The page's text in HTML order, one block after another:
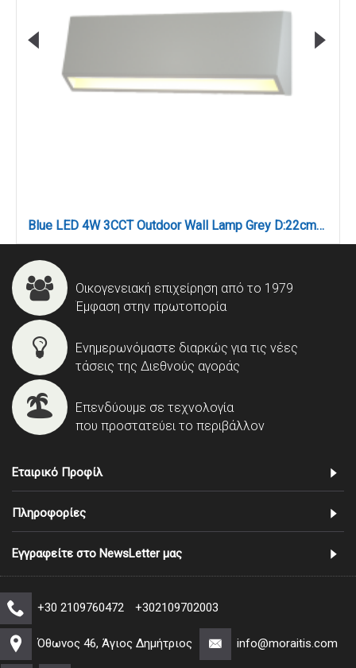
Blue LED 4W 3CCT Outdoor Wall Lamp Grey D:22cmx8cm (80202330)
Οικογενειακή επιχείρηση από το 1979
Έμφαση στην πρωτοπορία
Ενημερωνόμαστε διαρκώς για τις νέες
τάσεις της Διεθνούς αγοράς
Επενδύουμε σε τεχνολογία
που προστατεύει το περιβάλλον
Εταιρικό Προφίλ
Πληροφορίες
Εγγραφείτε στο NewsLetter μας
+30 2109760472 +302109702003
Όθωνος 46, Άγιος Δημήτριος info@moraitis.com